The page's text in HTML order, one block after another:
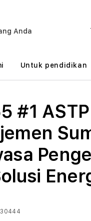
Anda
B
h
a
Untuk pendidikan
#1